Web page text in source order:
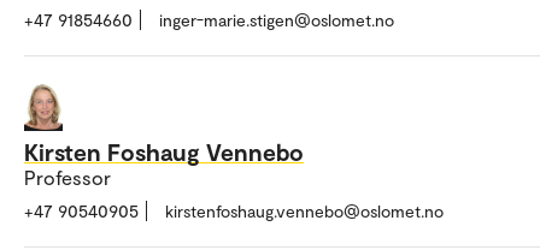
+47 91854660 inger-marie.stigen@oslomet.no
Kirsten Foshaug Vennebo
Professor
+47 90540905 kirstenfoshaug.vennebo@oslomet.no